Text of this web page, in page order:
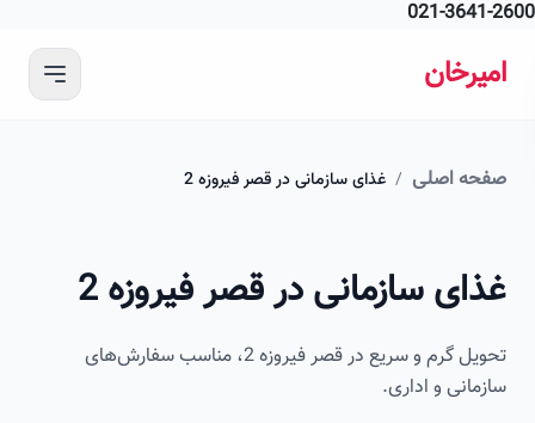
021-
اصلی / غذای سازمانی در قصر فیروزه 2
سازمانی در قصر فیروزه 2
تحویل گرم و سریع در قصر فیروزه 2، مناسب سفارش‌های
و اداری.
تصویر این صفحه به زودی اضافه می‌شود